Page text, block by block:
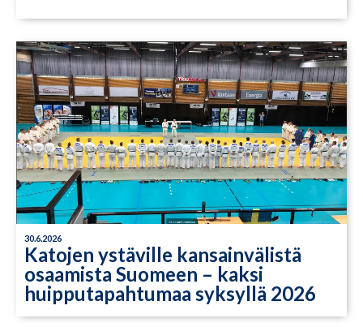
30.6.2026
Katojen ystäville kansainvälistä
osaamista Suomeen – kaksi
huipputapahtumaa syksyllä 2026